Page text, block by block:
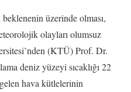
üzerinde olması,
olayları olumsuz
(KTÜ) Prof. Dr.
deniz yüzeyi sıcaklığı 22
hava kütlelerinin